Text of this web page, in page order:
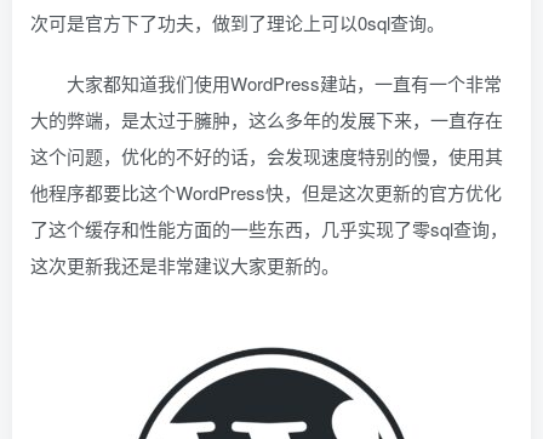
次可是官方下了功夫，做到了理论上可以0sql查询。
大家都知道我们使用WordPress建站，一直有一个非常
大的弊端，是太过于臃肿，这么多年的发展下来，一直存在
这个问题，优化的不好的话，会发现速度特别的慢，使用其
他程序都要比这个WordPress快，但是这次更新的官方优化
了这个缓存和性能方面的一些东西，几乎实现了零sql查询，
这次更新我还是非常建议大家更新的。